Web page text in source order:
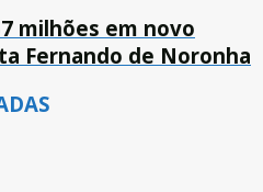
milhões em novo
Fernando de Noronha